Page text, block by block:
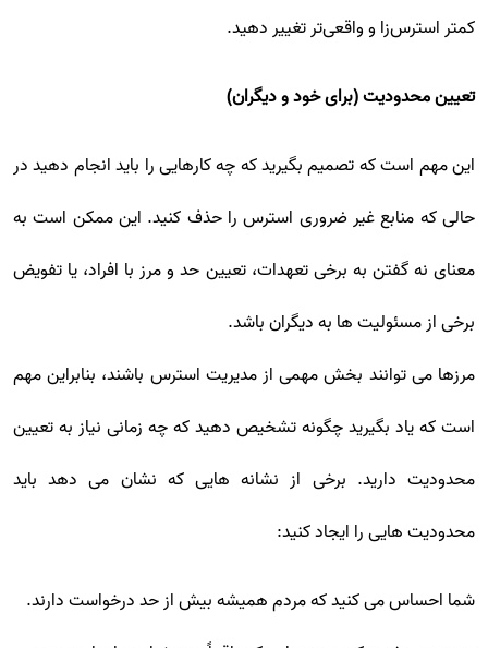
کمتر استرس‌زا و واقعی‌تر تغییر دهید.
تعیین محدودیت (برای خود و دیگران)
این مهم است که تصمیم بگیرید که چه کارهایی را باید انجام دهید در
حالی که منابع غیر ضروری استرس را حذف کنید. این ممکن است به
معنای نه گفتن به برخی تعهدات، تعیین حد و مرز با افراد، یا تفویض
برخی از مسئولیت ها به دیگران باشد.
مرزها می توانند بخش مهمی از مدیریت استرس باشند، بنابراین مهم
است که یاد بگیرید چگونه تشخیص دهید که چه زمانی نیاز به تعیین
محدودیت دارید. برخی از نشانه هایی که نشان می دهد باید
محدودیت هایی را ایجاد کنید:
شما احساس می کنید که مردم همیشه بیش از حد درخواست دارند.